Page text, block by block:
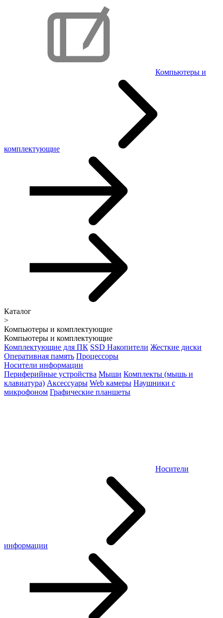
Компьютеры и
комплектующие
Каталог
>
Компьютеры и комплектующие
Компьютеры и комплектующие
Комплектующие для ПК SSD Накопители Жесткие диски
Оперативная память Процессоры
Носители информации
Периферийные устройства Мыши Комплекты (мышь и
клавиатура) Аксессуары Web камеры Наушники с
микрофоном Графические планшеты
Носители
информации